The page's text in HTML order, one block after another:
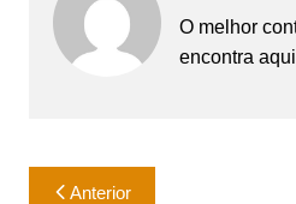
O melhor
encontra
Navegação
Anterior